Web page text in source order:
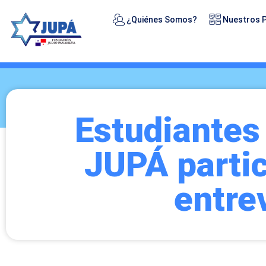
¿Quiénes Somos? Nuestros
JUPÁ